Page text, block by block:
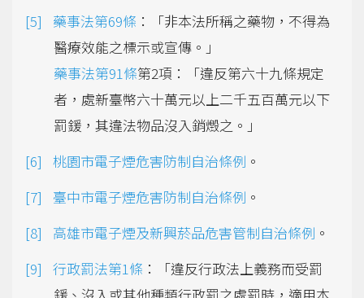
藥事法第69條 ：「非本法所稱之藥物，不得為
醫療效能之標示或宣傳。」
藥事法第91條第2項：「違反第六十九條規定
者，處新臺幣六十萬元以上二千五百萬元以下
罰鍰，其違法物品沒入銷燬之。」
桃園市電子煙危害防制自治條例 。
臺中市電子煙危害防制自治條例 。
高雄市電子煙及新興菸品危害管制自治條例 。
行政罰法第1條 ：「違反行政法上義務而受罰